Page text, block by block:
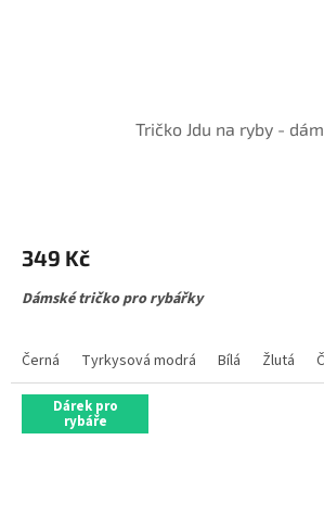
Tričko Jdu na ryby -
349 Kč
Dámské tričko pro rybářky
Černá Tyrkysová modrá Bílá Žlutá
Dárek pro
rybáře